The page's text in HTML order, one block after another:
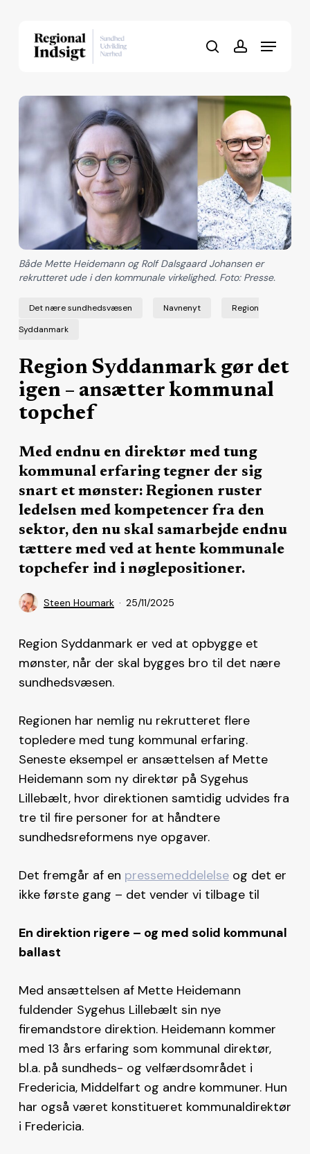
searchaccount
Menu
Det nære sundhedsvæsen Navnenyt
Region
Syddanmark
Region Syddanmark gør det
igen – ansætter kommunal
topchef
Med endnu en direktør med tung
kommunal erfaring tegner der sig
snart et mønster: Regionen ruster
ledelsen med kompetencer fra den
sektor, den nu skal samarbejde endnu
tættere med ved at hente kommunale
topchefer ind i nøglepositioner.
Steen Houmark 25/11/2025
Både Mette Heidemann og Rolf Dalsgaard Johansen er
rekrutteret ude i den kommunale virkelighed. Foto: Presse.
Region Syddanmark er ved at opbygge et
mønster, når der skal bygges bro til det nære
sundhedsvæsen.
Regionen har nemlig nu rekrutteret flere
topledere med tung kommunal erfaring.
Seneste eksempel er ansættelsen af Mette
Heidemann som ny direktør på Sygehus
Lillebælt, hvor direktionen samtidig udvides fra
tre til fire personer for at håndtere
sundhedsreformens nye opgaver.
Det fremgår af en pressemeddelelseog det er
ikke første gang – det vender vi tilbage til
En direktion rigere – og med solid kommunal
ballast
Med ansættelsen af Mette Heidemann
fuldender Sygehus Lillebælt sin nye
firemandstore direktion. Heidemann kommer
med 13 års erfaring som kommunal direktør,
bl.a. på sundheds- og velfærdsområdet i
Fredericia, Middelfart og andre kommuner. Hun
har også været konstitueret kommunaldirektør
i Fredericia.
Close